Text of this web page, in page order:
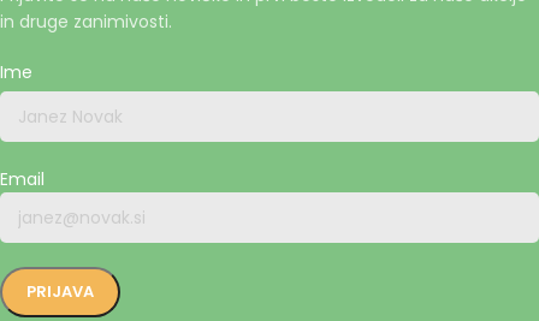
in druge zanimivosti.
Ime
Email